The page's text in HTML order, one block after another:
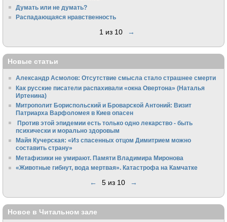
Думать или не думать?
Распадающаяся нравственность
1 из 10 →
Новые статьи
Александр Асмолов: Отсутствие смысла стало страшнее смерти
Как русские писатели распахивали «окна Овертона» (Наталья
Иртенина)
Митрополит Бориспольский и Броварской Антоний: Визит
Патриарха Варфоломея в Киев опасен
Против этой эпидемии есть только одно лекарство - быть
психически и морально здоровым
Майя Кучерская: «Из спасенных отцом Димитрием можно
составить страну»
Метафизики не умирают. Памяти Владимира Миронова
«Животные гибнут, вода мертвая». Катастрофа на Камчатке
← 5 из 10 →
Новое в Читальном зале